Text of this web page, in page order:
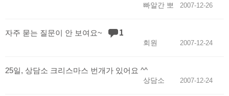
빠알간 뽀 2007-12-26
자주 묻는 질문이 안 보여요~ 1
회원 2007-12-24
25일, 상담소 크리스마스 번개가 있어요 ^^
상담소 2007-12-24